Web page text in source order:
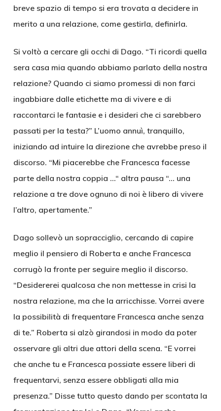
breve spazio di tempo si era trovata a decidere in
merito a una relazione, come gestirla, definirla.
Si voltò a cercare gli occhi di Dago. “Ti ricordi quella
sera casa mia quando abbiamo parlato della nostra
relazione? Quando ci siamo promessi di non farci
ingabbiare dalle etichette ma di vivere e di
raccontarci le fantasie e i desideri che ci sarebbero
passati per la testa?” L’uomo annuì, tranquillo,
iniziando ad intuire la direzione che avrebbe preso il
discorso. “Mi piacerebbe che Francesca facesse
parte della nostra coppia …“ altra pausa “… una
relazione a tre dove ognuno di noi è libero di vivere
l’altro, apertamente.”
Dago sollevò un sopracciglio, cercando di capire
meglio il pensiero di Roberta e anche Francesca
corrugò la fronte per seguire meglio il discorso.
“Desidererei qualcosa che non mettesse in crisi la
nostra relazione, ma che la arricchisse. Vorrei avere
la possibilità di frequentare Francesca anche senza
di te.” Roberta si alzò girandosi in modo da poter
osservare gli altri due attori della scena. “E vorrei
che anche tu e Francesca possiate essere liberi di
frequentarvi, senza essere obbligati alla mia
presenza.” Disse tutto questo dando per scontata la